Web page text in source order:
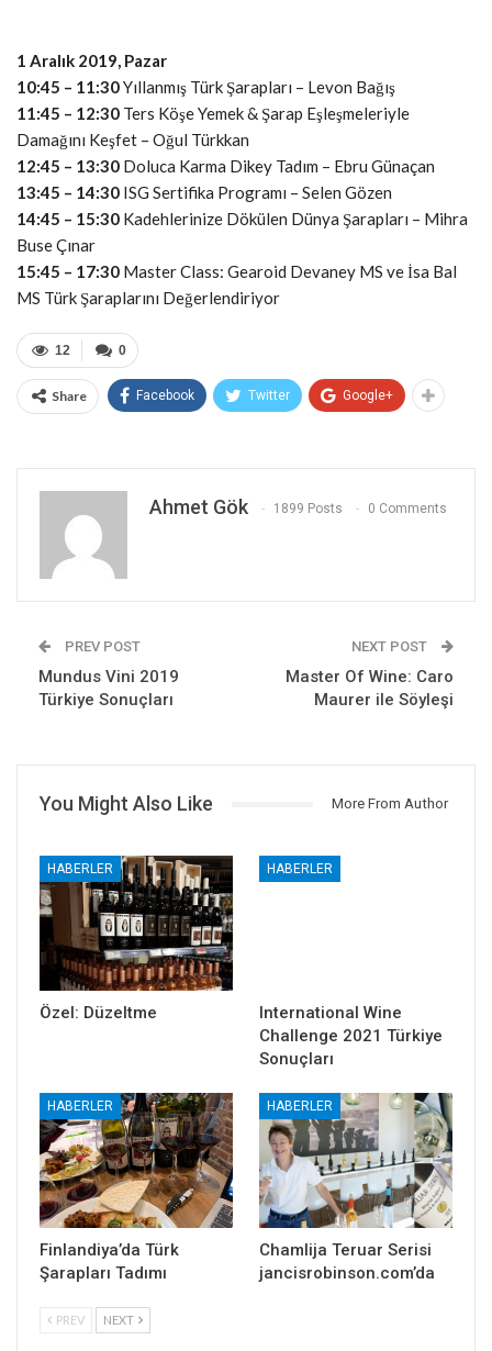
1 Aralık 2019, Pazar
10:45 – 11:30Yıllanmış Türk Şarapları – Levon Bağış
11:45 – 12:30 Ters Köşe Yemek & Şarap Eşleşmeleriyle
Damağını Keşfet – Oğul Türkkan
12:45 – 13:30 Doluca Karma Dikey Tadım – Ebru Günaçan
13:45 – 14:30 ISG Sertifika Programı – Selen Gözen
14:45 – 15:30 Kadehlerinize Dökülen Dünya Şarapları – Mihra
Buse Çınar
15:45 – 17:30 Master Class: Gearoid Devaney MS ve İsa Bal
MS Türk Şaraplarını Değerlendiriyor
0
12
Share Facebook Twitter Google+
Ahmet Gök 1899 Posts 0 Comments
PREV POST
Mundus Vini 2019
Türkiye Sonuçları
NEXT POST
Master Of Wine: Caro
Maurer ile Söyleşi
You Might Also Like More From Author
HABERLER
Özel: Düzeltme
HABERLER
International Wine
Challenge 2021 Türkiye
Sonuçları
HABERLER
Finlandiya’da Türk
Şarapları Tadımı
HABERLER
Chamlija Teruar Serisi
jancisrobinson.com’da
PREV NEXT